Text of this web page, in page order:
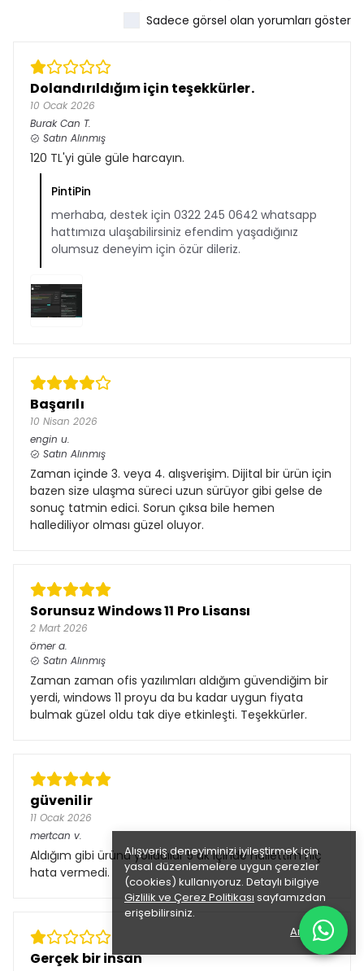
Alışveriş deneyiminizi iyileştirmek için
yasal düzenlemelere uygun çerezler
(cookies) kullanıyoruz. Detaylı bilgiye
Gizlilik ve Çerez Politikası sayfamızdan
erişebilirsiniz.
Anladım
Sadece görsel olan yorumları göster
Dolandırıldığım için teşekkürler.
10 Ocak 2026
Burak Can T.
Satın Alınmış
120 TL'yi güle güle harcayın.
PintiPin
merhaba, destek için 0322 245 0642 whatsapp
hattımıza ulaşabilirsiniz efendim yaşadığınız
olumsuz deneyim için özür dileriz.
Başarılı
10 Nisan 2026
engin u.
Satın Alınmış
Zaman içinde 3. veya 4. alışverişim. Dijital bir ürün için
bazen size ulaşma süreci uzun sürüyor gibi gelse de
sonuç tatmin edici. Sorun çıksa bile hemen
hallediliyor olması güzel oluyor.
Sorunsuz Windows 11 Pro Lisansı
2 Mart 2026
ömer a.
Satın Alınmış
Zaman zaman ofis yazılımları aldığım güvendiğim bir
yerdi, windows 11 proyu da bu kadar uygun fiyata
bulmak güzel oldu tak diye etkinleşti. Teşekkürler.
güvenilir
11 Ocak 2026
mertcan v.
Aldığım gibi ürünü yolladılar 5 dk içinde hallettim hiç
hata vermedi.
Gerçek bir insan